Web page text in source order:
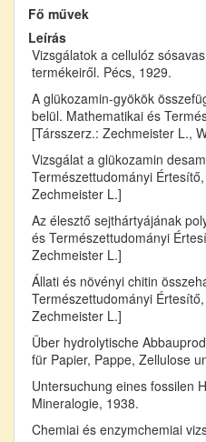
Fő művek
Leírás
Vizsgálatok a cellulóz
termékeiről. Pécs, 1929.
A glükozamin-gyökök
belül. Mathematikai és
[Társszerz.: Zechmeister L.,
Vizsgálat a glükozamin
Természettudományi
Zechmeister L.]
Az élesztő sejthártyájának
és Természettudományi
Zechmeister L.]
Állati és növényi chitin
Természettudományi
Zechmeister L.]
Über hydrolytische
für Papier, Pappe, Zellulose
Untersuchung eines fossilen
Mineralogie, 1938.
Chemiai és enzymchemiai